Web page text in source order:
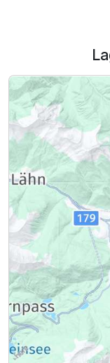
Zusatznächte
Für 6 Tage
Doppelzimmer zur
1 Erwachsenen
Ausstattung
Für 6 Tage